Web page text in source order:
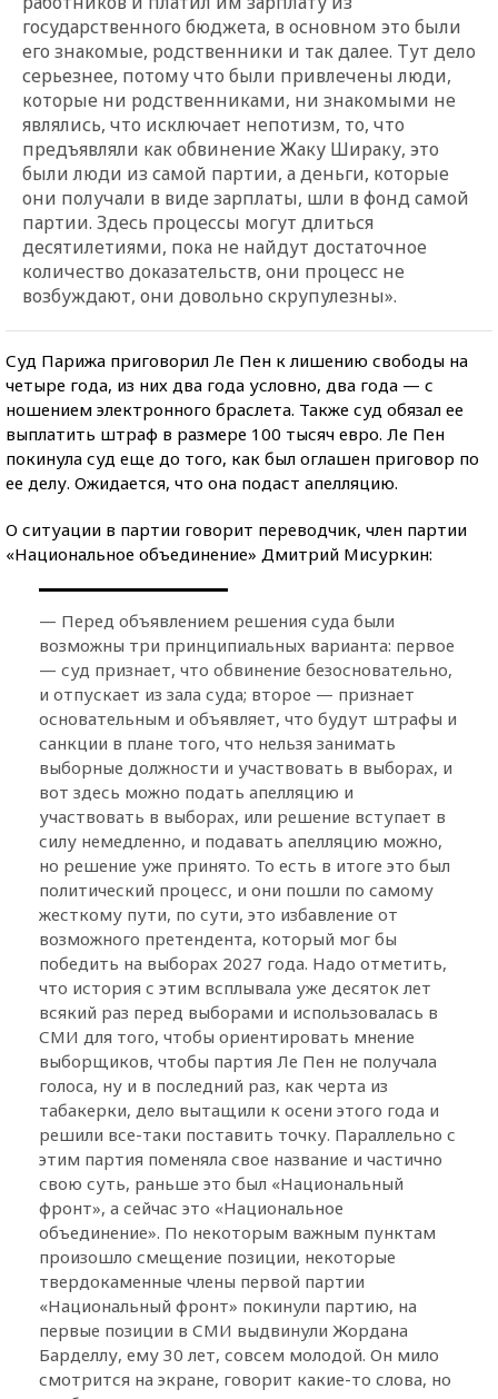
государственного бюджета, в основном это были
его знакомые, родственники и так далее. Тут дело
серьезнее, потому что были привлечены люди,
которые ни родственниками, ни знакомыми не
являлись, что исключает непотизм, то, что
предъявляли как обвинение Жаку Шираку, это
были люди из самой партии, а деньги, которые
они получали в виде зарплаты, шли в фонд самой
партии. Здесь процессы могут длиться
десятилетиями, пока не найдут достаточное
количество доказательств, они процесс не
возбуждают, они довольно скрупулезны».
Суд Парижа приговорил Ле Пен к лишению свободы на
четыре года, из них два года условно, два года — с
ношением электронного браслета. Также суд обязал ее
выплатить штраф в размере 100 тысяч евро. Ле Пен
покинула суд еще до того, как был оглашен приговор по
ее делу. Ожидается, что она подаст апелляцию.
О ситуации в партии говорит переводчик, член партии
«Национальное объединение» Дмитрий Мисуркин:
— Перед объявлением решения суда были
возможны три принципиальных варианта: первое
— суд признает, что обвинение безосновательно,
и отпускает из зала суда; второе — признает
основательным и объявляет, что будут штрафы и
санкции в плане того, что нельзя занимать
выборные должности и участвовать в выборах, и
вот здесь можно подать апелляцию и
участвовать в выборах, или решение вступает в
силу немедленно, и подавать апелляцию можно,
но решение уже принято. То есть в итоге это был
политический процесс, и они пошли по самому
жесткому пути, по сути, это избавление от
возможного претендента, который мог бы
победить на выборах 2027 года. Надо отметить,
что история с этим всплывала уже десяток лет
всякий раз перед выборами и использовалась в
СМИ для того, чтобы ориентировать мнение
выборщиков, чтобы партия Ле Пен не получала
голоса, ну и в последний раз, как черта из
табакерки, дело вытащили к осени этого года и
решили все-таки поставить точку. Параллельно с
этим партия поменяла свое название и частично
свою суть, раньше это был «Национальный
фронт», а сейчас это «Национальное
объединение». По некоторым важным пунктам
произошло смещение позиции, некоторые
твердокаменные члены первой партии
«Национальный фронт» покинули партию, на
первые позиции в СМИ выдвинули Жордана
Барделлу, ему 30 лет, совсем молодой. Он мило
смотрится на экране, говорит какие-то слова, но